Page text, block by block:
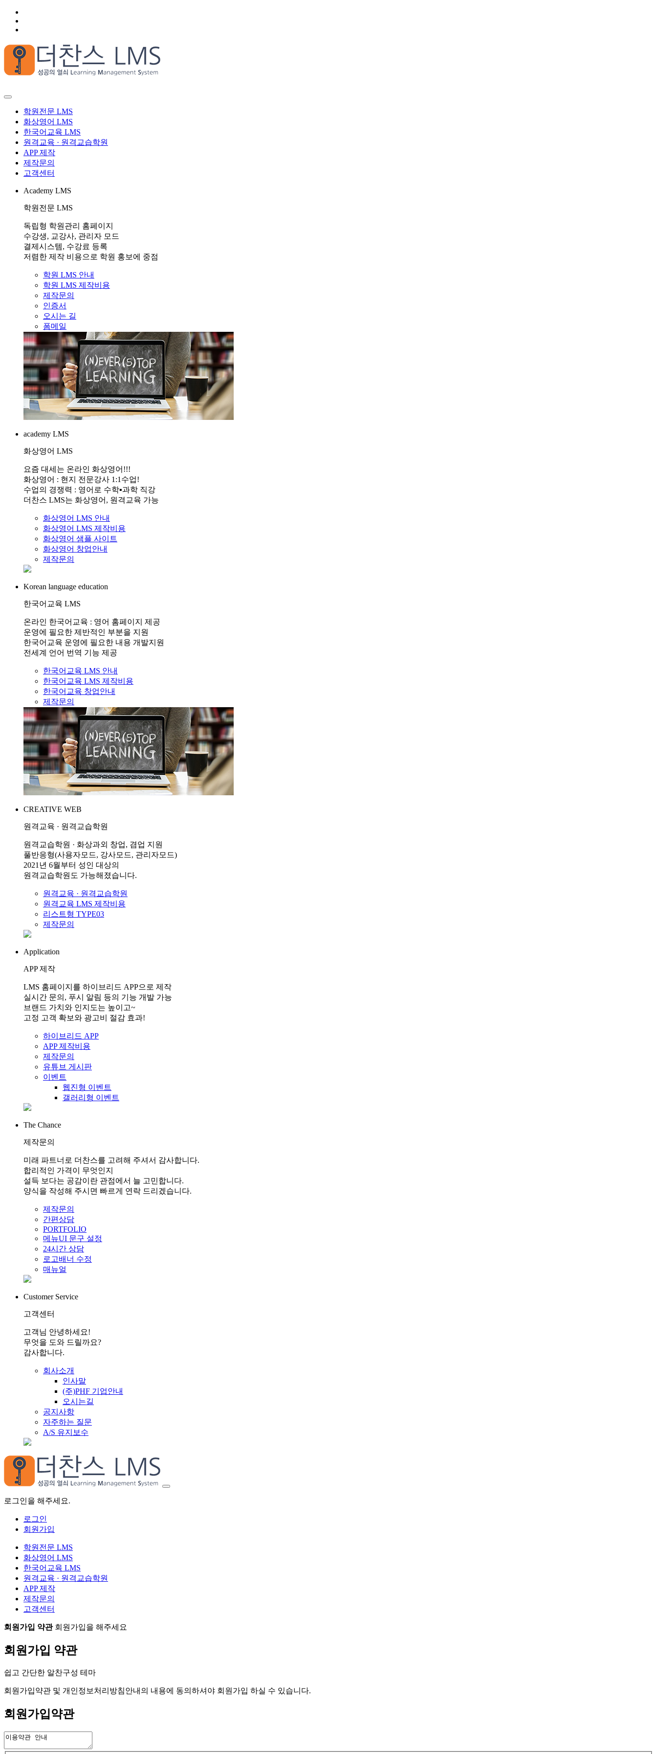
학원전문 LMS
화상영어 LMS
한국어교육 LMS
원격교육 · 원격교습학원
APP 제작
제작문의
고객센터
Academy LMS
학원전문 LMS
독립형 학원관리 홈페이지
수강생, 교강사, 관리자 모드
결제시스템, 수강료 등록
저렴한 제작 비용으로 학원 홍보에 중점
학원 LMS 안내
학원 LMS 제작비용
제작문의
인증서
오시는 길
폼메일
academy LMS
화상영어 LMS
요즘 대세는 온라인 화상영어!!!
화상영어 : 현지 전문강사 1:1수업!
수업의 경쟁력 : 영어로 수학▪과학 직강
더찬스 LMS는 화상영어, 원격교육 가능
화상영어 LMS 안내
화상영어 LMS 제작비용
화상영어 샘플 사이트
화상영어 창업안내
제작문의
Korean language education
한국어교육 LMS
온라인 한국어교육 : 영어 홈페이지 제공
운영에 필요한 제반적인 부분을 지원
한국어교육 운영에 필요한 내용 개발지원
전세계 언어 번역 기능 제공
한국어교육 LMS 안내
한국어교육 LMS 제작비용
한국어교육 창업안내
제작문의
CREATIVE WEB
원격교육 · 원격교습학원
원격교습학원 · 화상과외 창업, 겸업 지원
풀반응형(사용자모드, 강사모드, 관리자모드)
2021년 6월부터 성인 대상의
원격교습학원도 가능해졌습니다.
원격교육 · 원격교습학원
원격교육 LMS 제작비용
리스트형 TYPE03
제작문의
Application
APP 제작
LMS 홈페이지를 하이브리드 APP으로 제작
실시간 문의, 푸시 알림 등의 기능 개발 가능
브랜드 가치와 인지도는 높이고~
고정 고객 확보와 광고비 절감 효과!
하이브리드 APP
APP 제작비용
제작문의
유튜브 게시판
이벤트
웹진형 이벤트
갤러리형 이벤트
The Chance
제작문의
미래 파트너로 더찬스를 고려해 주셔서 감사합니다.
합리적인 가격이 무엇인지
설득 보다는 공감이란 관점에서 늘 고민합니다.
양식을 작성해 주시면 빠르게 연락 드리겠습니다.
제작문의
간편상담
PORTFOLIO
메뉴UI 문구 설정
24시간 상담
로고배너 수정
매뉴얼
Customer Service
고객센터
고객님 안녕하세요!
무엇을 도와 드릴까요?
감사합니다.
회사소개
인사말
(주)PHF 기업안내
오시는길
공지사항
자주하는 질문
A/S 유지보수
로그인을 해주세요.
로그인
회원가입
학원전문 LMS
화상영어 LMS
한국어교육 LMS
원격교육 · 원격교습학원
APP 제작
제작문의
고객센터
회원가입 약관 회원가입을 해주세요
회원가입 약관
쉽고 간단한 알찬구성 테마
회원가입약관 및 개인정보처리방침안내의 내용에 동의하셔야 회원가입 하실 수 있습니다.
회원가입약관